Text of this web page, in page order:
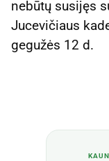
nebūtų susijęs
Jucevičiaus
gegužės 12 d.